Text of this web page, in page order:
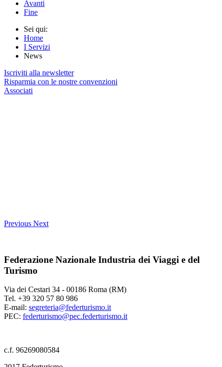
Avanti
Fine
Sei qui:
Home
I Servizi
News
Iscriviti alla newsletter
Risparmia con le nostre convenzioni
Associati
Previous Next
Federazione Nazionale Industria dei Viaggi e del
Turismo
Via dei Cestari 34 - 00186 Roma (RM)
Tel. +39 320 57 80 986
E-mail: segreteria@federturismo.it
PEC: federturismo@pec.federturismo.it
c.f. 96269080584